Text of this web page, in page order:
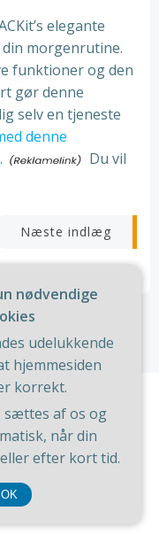
elegante
morgenrutine.
funktioner og den
gør denne
selv en tjeneste
denne
Du vil
Næste indlæg
ved at bruge
Theme .
nødvendige
udelukkende
hjemmesiden
korrekt.
sættes af os og
når din
efter kort tid.
OK